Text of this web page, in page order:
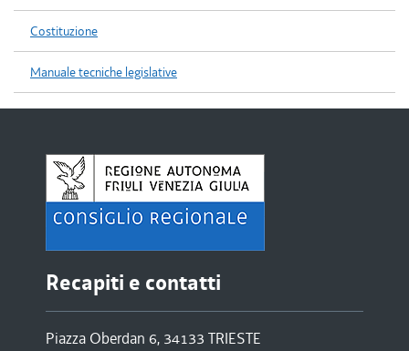
Costituzione
Manuale tecniche legislative
Recapiti e contatti
Piazza Oberdan 6, 34133 TRIESTE